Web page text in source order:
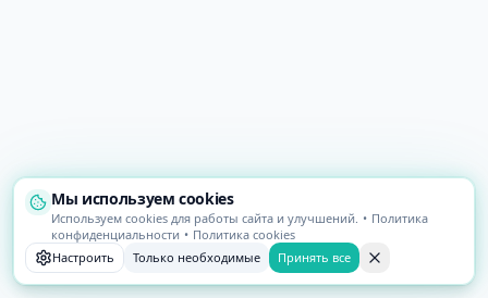
Мы используем cookies
Используем cookies для работы сайта и улучшений. • Политика
конфиденциальности • Политика cookies
Настроить
Только необходимые Принять все